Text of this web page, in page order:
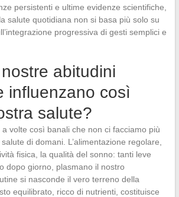
persistenti e ultime evidenze scientifiche,
salute quotidiana non si basa più solo su
progressiva di gesti semplici e
abitudini
influenzano così
salute?
volte così banali che non ci facciamo più
di domani. L’alimentazione regolare,
fisica, la qualità del sonno: tanti leve
dopo giorno, plasmano il nostro
si nasconde il vero terreno della
equilibrato, ricco di nutrienti, costituisce